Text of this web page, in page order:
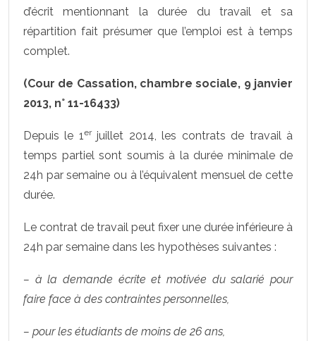
d’écrit mentionnant la durée du travail et sa
répartition fait présumer que l’emploi est à temps
complet.
(Cour de Cassation, chambre sociale, 9 janvier
2013, n° 11-16433)
Depuis le 1erjuillet 2014, les contrats de travail à
temps partiel sont soumis à la durée minimale de
24h par semaine ou à l’équivalent mensuel de cette
durée.
Le contrat de travail peut fixer une durée inférieure à
24h par semaine dans les hypothèses suivantes :
– à la demande écrite et motivée du salarié pour
faire face à des contraintes personnelles,
– pour les étudiants de moins de 26 ans,